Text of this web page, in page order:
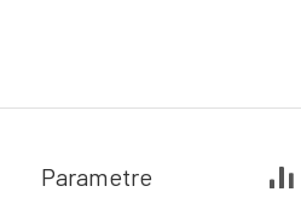
Parametre